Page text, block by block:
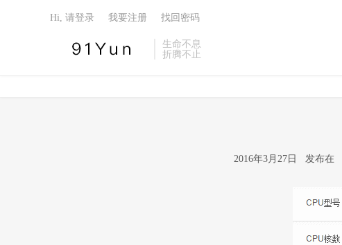
生命不息
折腾不止
Hi, 请登录 我要注册 找回密码
2016年3月27日 发布在